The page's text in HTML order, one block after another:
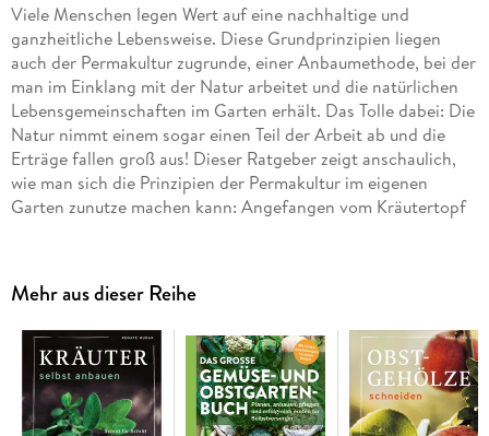
Viele Menschen legen Wert auf eine nachhaltige und
ganzheitliche Lebensweise. Diese Grundprinzipien liegen
auch der Permakultur zugrunde, einer Anbaumethode, bei der
man im Einklang mit der Natur arbeitet und die natürlichen
Lebensgemeinschaften im Garten erhält. Das Tolle dabei: Die
Natur nimmt einem sogar einen Teil der Arbeit ab und die
Erträge fallen groß aus! Dieser Ratgeber zeigt anschaulich,
wie man sich die Prinzipien der Permakultur im eigenen
Garten zunutze machen kann: Angefangen vom Kräutertopf
Sie zusätzlich wie Sie einen nachhaltigen Garten Schritt für
Schritt planen. Neben den wertvollen Praxistipps der
erfahrenen Permakulturgärtnerin Karin Schlieber durch die
Jahreszeiten enthält das Buch zudem nützliche
Konservierungstipps und leckere Rezepte. Lassen Sie der
Natur ihren Lauf und freuen Sie sich auf reiche Ernte!
Mehr aus dieser Reihe